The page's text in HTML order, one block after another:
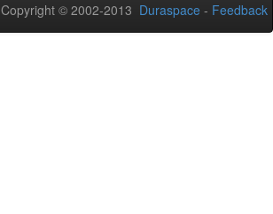
Copyright © 2002-2013 Duraspace - Feedback